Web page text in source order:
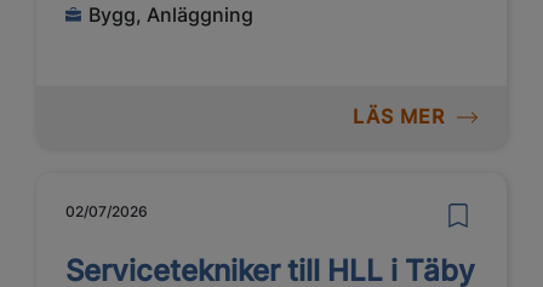
Bygg, Anläggning
LÄS MER
02/07/2026
Servicetekniker till HLL i Täby